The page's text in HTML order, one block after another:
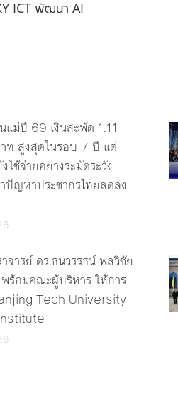
ICT พัฒนา AI
แม่ปี 69 เงินสะพัด 1.11
ท สูงสุดในรอบ 7 ปี แต่
ใช้จ่ายอย่างระมัดระวัง
ปัญหาประชากรไทยลดลง
จารย์ ดร.ธนวรรธน์ พลวิชัย
ร้อมคณะผู้บริหาร ให้การ
Tech University